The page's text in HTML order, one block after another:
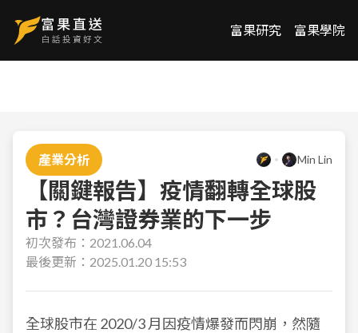
富果研究 富果學院
產業分析 Min Lin
【關鍵報告】疫情翻轉全球股
市？台灣證券業的下一步
初次發布： 2021.06.04
最後更新： 2025.01.20 15:53
全球股市在 2020/3 月因疫情爆發而閃崩，然隨